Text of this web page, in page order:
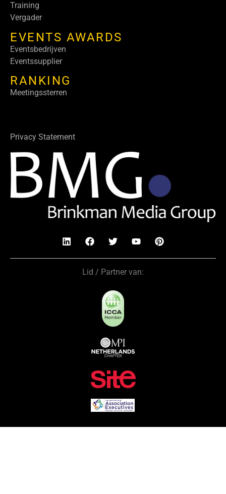
Training
Vergader
EVENTS AWARDS
Eventsbedrijven
Eventssupplier
RANKING
Meetingssterren
Privacy Statement
Lid / Partner van: